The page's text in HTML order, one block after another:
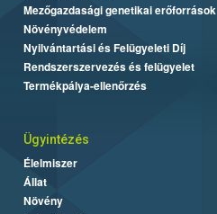
Mezőgazdasági genetikai erőforrások
Növényvédelem
Nyilvántartási és Felügyeleti Díj
Rendszerszervezés és felügyelet
Termékpálya-ellenőrzés
Ügyintézés
Élelmiszer
Állat
Növény